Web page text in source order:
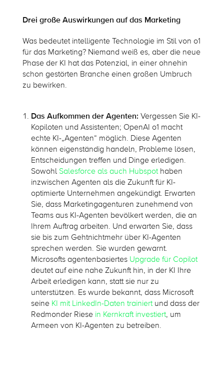
Drei große Auswirkungen auf das Marketing
Was bedeutet intelligente Technologie im Stil von o1
für das Marketing? Niemand weiß es, aber die neue
Phase der KI hat das Potenzial, in einer ohnehin
schon gestörten Branche einen großen Umbruch
zu bewirken.
Das Aufkommen der Agenten: Vergessen Sie KI-
Kopiloten und Assistenten; OpenAI o1 macht
echte KI-„Agenten“ möglich. Diese Agenten
können eigenständig handeln, Probleme lösen,
Entscheidungen treffen und Dinge erledigen.
Sowohl Salesforce als auch Hubspothaben
inzwischen Agenten als die Zukunft für KI-
optimierte Unternehmen angekündigt. Erwarten
Sie, dass Marketingagenturen zunehmend von
Teams aus KI-Agenten bevölkert werden, die an
Ihrem Auftrag arbeiten. Und erwarten Sie, dass
sie bis zum Gehtnichtmehr über KI-Agenten
sprechen werden. Sie wurden gewarnt.
Microsofts agentenbasiertes Upgrade für Copilot
deutet auf eine nahe Zukunft hin, in der KI Ihre
Arbeit erledigen kann, statt sie nur zu
unterstützen. Es wurde bekannt, dass Microsoft
seine KI mit LinkedIn-Daten trainiertund dass der
Redmonder Riese in Kernkraft investiert, um
Armeen von KI-Agenten zu betreiben.